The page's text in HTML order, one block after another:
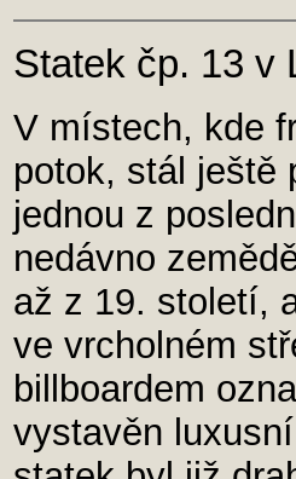
Statek čp. 13 v
V místech, kde
potok, stál ještě
jednou z
nedávno
až z 19. století,
ve vrcholném
billboardem
vystavěn